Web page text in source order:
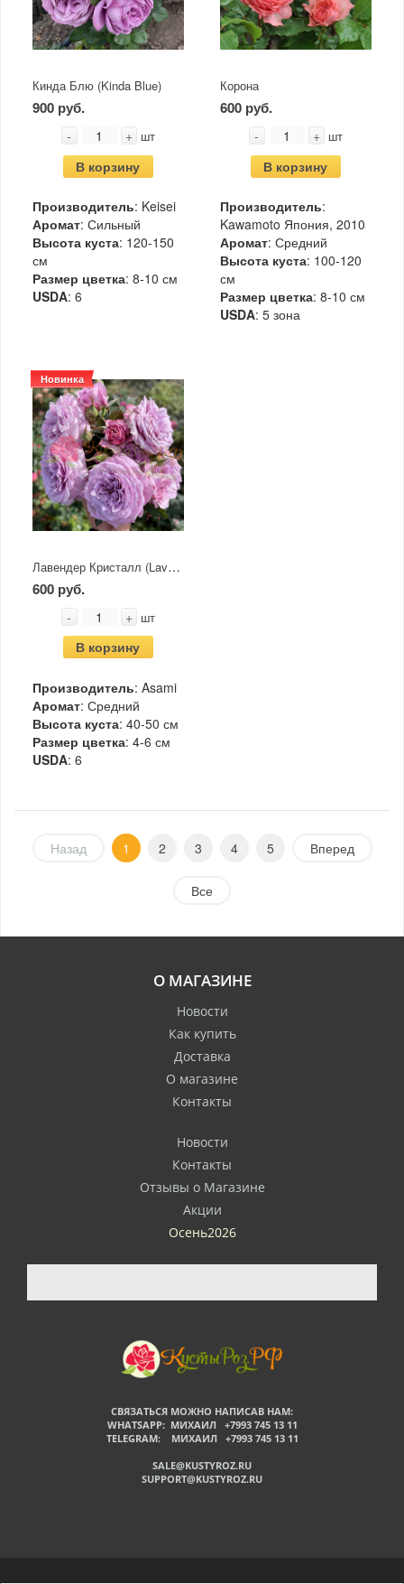
Кинда Блю (Kinda Blue)
900 руб.
- + шт
В корзину
Производитель: Keisei
Аромат: Сильный
Высота куста: 120-150
см
Размер цветка: 8-10 см
USDA: 6
Корона
600 руб.
- + шт
В корзину
Производитель:
Kawamoto Япония, 2010
Аромат: Средний
Высота куста: 100-120
см
Размер цветка: 8-10 см
USDA: 5 зона
Новинка
Лавендер Кристалл (Lavender Crystal)
600 руб.
- + шт
В корзину
Производитель: Asami
Аромат: Средний
Высота куста: 40-50 см
Размер цветка: 4-6 см
USDA: 6
Назад 1 2 3 4 5 Вперед
Все
О МАГАЗИНЕ
Новости
Как купить
Доставка
О магазине
Контакты
Новости
Контакты
Отзывы о Магазине
Акции
Осень2026
СВЯЗАТЬСЯ МОЖНО НАПИСАВ НАМ:
WHATSAPP: МИХАИЛ +7993 745 13 11
TELEGRAM: МИХАИЛ +7993 745 13 11
SALE@KUSTYROZ.RU
SUPPORT@KUSTYROZ.RU